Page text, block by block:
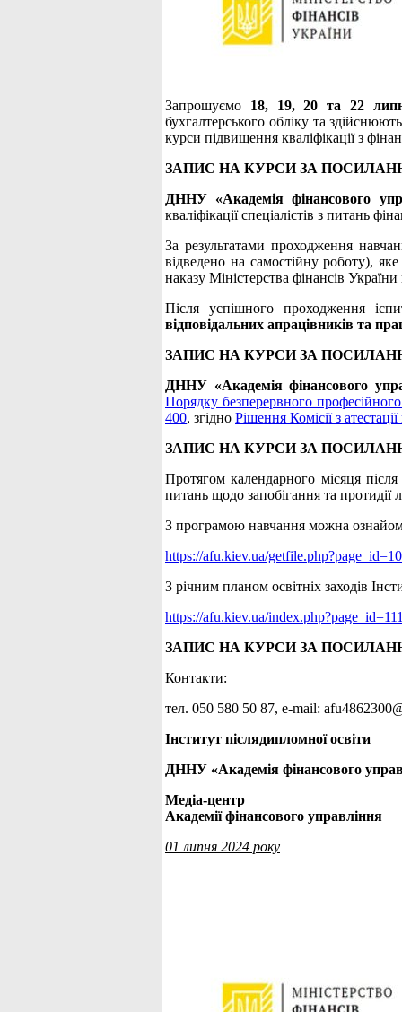
Запрошуємо 18, 19, 20 та 22
бухгалтерського обліку та
курси підвищення кваліфікації з
ЗАПИС НА КУРСИ ЗА
ДННУ «Академія фінансового
кваліфікації спеціалістів з питань
За результатами проходження
відведено на самостійну роботу),
наказу Міністерства фінансів
Після успішного проходження
відповідальних aпрацівників та
ЗАПИС НА КУРСИ ЗА
ДННУ «Академія фінансового
Порядку безперервного
400, згідно Рішення Комісії з
ЗАПИС НА КУРСИ ЗА
Протягом календарного місяця
питань щодо запобігання та
З програмою навчання можна
https://afu.kiev.ua/
З річним планом освітніх заходів
https://afu.kiev.ua/
ЗАПИС НА КУРСИ ЗА
Контакти:
тел. 050 580 50 87, е-mail:
Інститут післядипломної освіти
ДННУ «Академія фінансового
Медіа-центр
Академії фінансового управління
01 липня 2024 року